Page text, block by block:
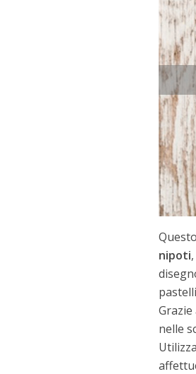
Questo
nipoti
nelle